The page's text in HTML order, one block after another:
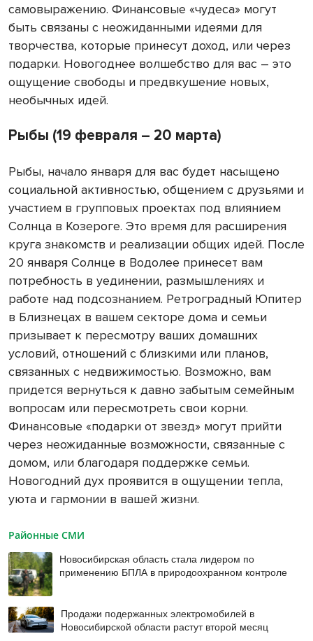
самовыражению. Финансовые «чудеса» могут
быть связаны с неожиданными идеями для
творчества, которые принесут доход, или через
подарки. Новогоднее волшебство для вас – это
ощущение свободы и предвкушение новых,
необычных идей.
Рыбы (19 февраля – 20 марта)
Рыбы, начало января для вас будет насыщено
социальной активностью, общением с друзьями и
участием в групповых проектах под влиянием
Солнца в Козероге. Это время для расширения
круга знакомств и реализации общих идей. После
20 января Солнце в Водолее принесет вам
потребность в уединении, размышлениях и
работе над подсознанием. Ретроградный Юпитер
в Близнецах в вашем секторе дома и семьи
призывает к пересмотру ваших домашних
условий, отношений с близкими или планов,
связанных с недвижимостью. Возможно, вам
придется вернуться к давно забытым семейным
вопросам или пересмотреть свои корни.
Финансовые «подарки от звезд» могут прийти
через неожиданные возможности, связанные с
домом, или благодаря поддержке семьи.
Новогодний дух проявится в ощущении тепла,
уюта и гармонии в вашей жизни.
Районные СМИ
Новосибирская область стала лидером по
применению БПЛА в природоохранном контроле
Продажи подержанных электромобилей в
Новосибирской области растут второй месяц